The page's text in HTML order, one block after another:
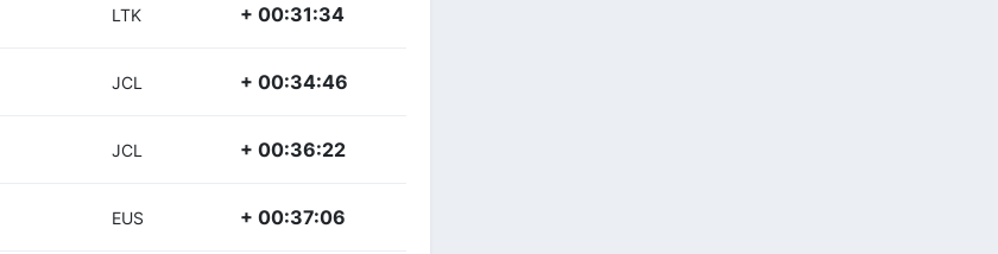
LTK + 00:31:34
JCL + 00:34:46
JCL + 00:36:22
EUS + 00:37:06